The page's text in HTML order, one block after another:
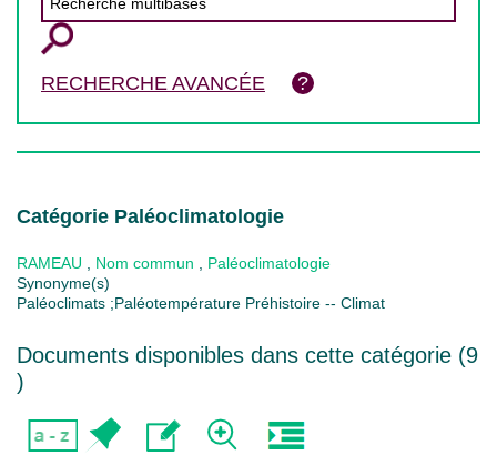
RECHERCHE AVANCÉE
Catégorie Paléoclimatologie
RAMEAU Nom commun
Paléoclimatologie
Synonyme(s)
Paléoclimats ;Paléotempérature Préhistoire -- Climat
Documents disponibles dans cette catégorie (9
)